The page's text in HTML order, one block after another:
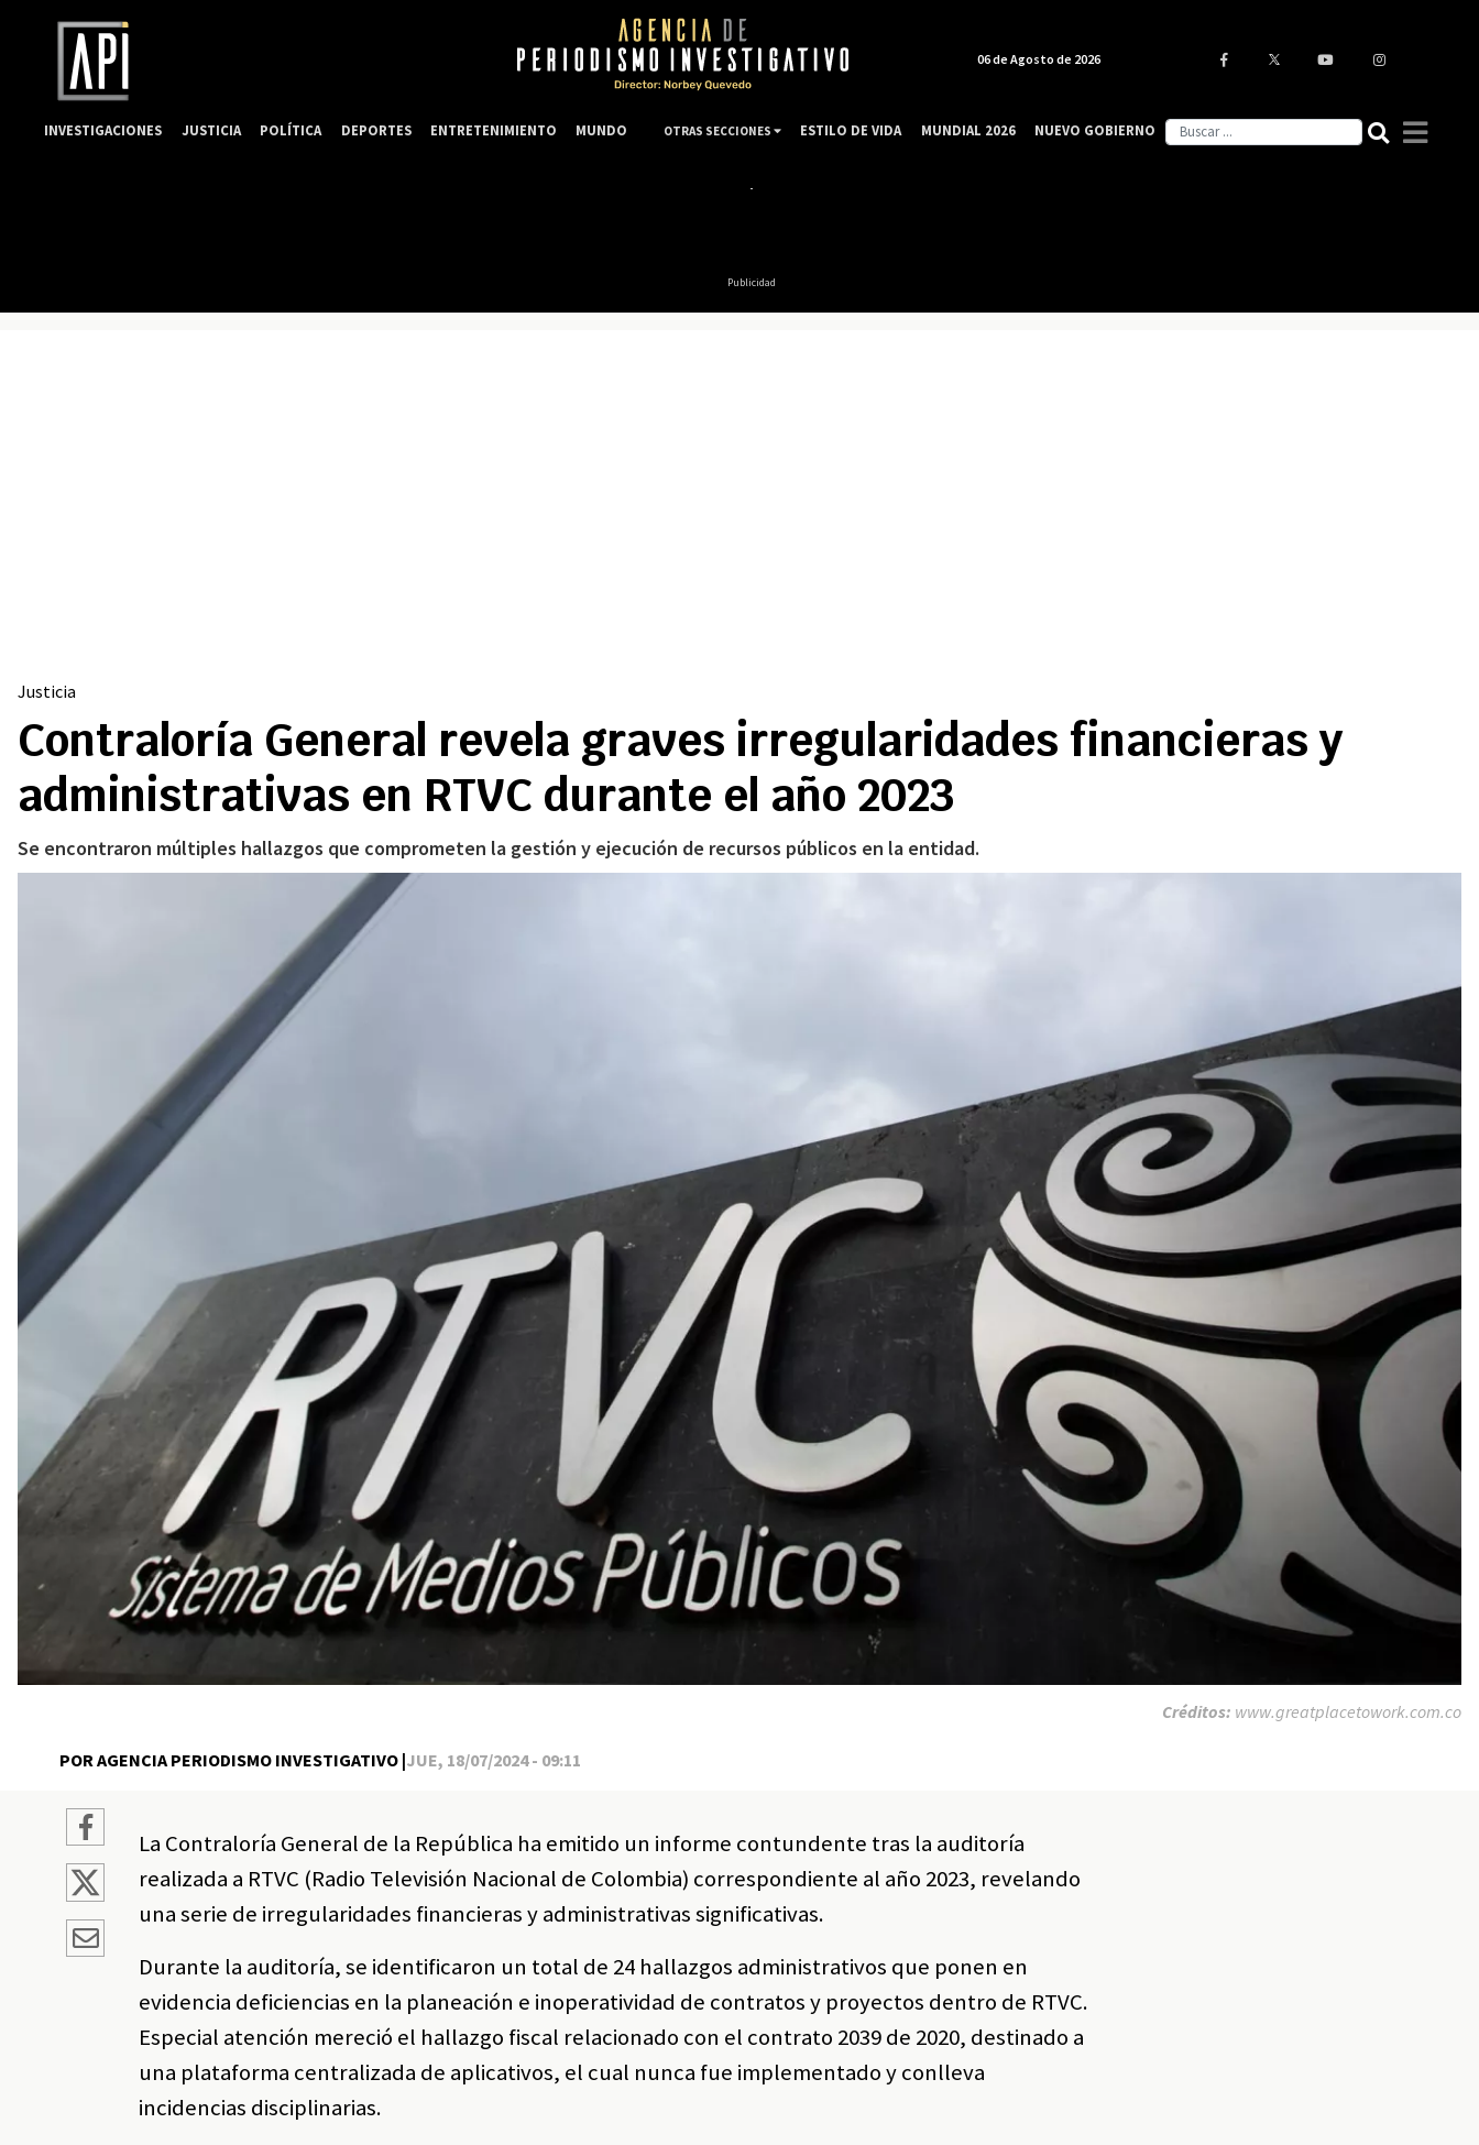
Publicidad
Justicia
Contraloría General revela graves irregularidades financieras y
administrativas en RTVC durante el año 2023
Se encontraron múltiples hallazgos que comprometen la gestión y ejecución de recursos públicos en la entidad.
POR AGENCIA PERIODISMO INVESTIGATIVO |JUE, 18/07/2024 - 09:11
Créditos: www.greatplacetowork.com.co
La Contraloría General de la República ha emitido un informe contundente tras la auditoría
realizada a RTVC (Radio Televisión Nacional de Colombia) correspondiente al año 2023, revelando
una serie de irregularidades financieras y administrativas significativas.
Durante la auditoría, se identificaron un total de 24 hallazgos administrativos que ponen en
evidencia deficiencias en la planeación e inoperatividad de contratos y proyectos dentro de RTVC.
Especial atención mereció el hallazgo fiscal relacionado con el contrato 2039 de 2020, destinado a
una plataforma centralizada de aplicativos, el cual nunca fue implementado y conlleva
incidencias disciplinarias.
06 de Agosto de 2026
INVESTIGACIONES JUSTICIA POLÍTICA DEPORTES ENTRETENIMIENTO MUNDO OTRAS SECCIONES ESTILO DE VIDA MUNDIAL 2026 NUEVO GOBIERNO